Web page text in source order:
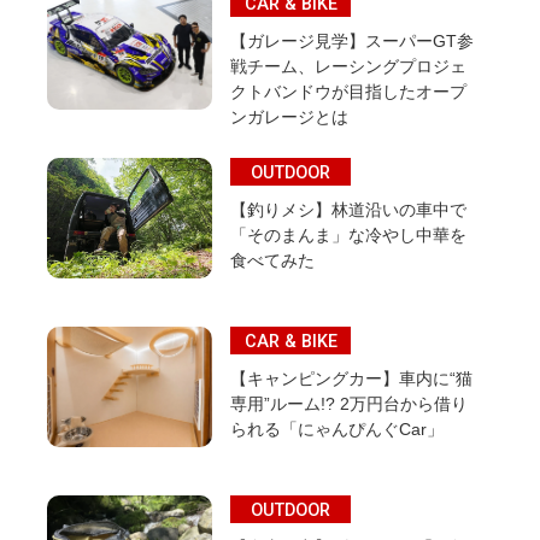
【ガレージ見学】スーパーGT参
戦チーム、レーシングプロジェ
クトバンドウが目指したオープ
ンガレージとは
OUTDOOR
【釣りメシ】林道沿いの車中で
「そのまんま」な冷やし中華を
食べてみた
CAR & BIKE
【キャンピングカー】車内に“猫
専用”ルーム!? 2万円台から借り
られる「にゃんぴんぐCar」
OUTDOOR